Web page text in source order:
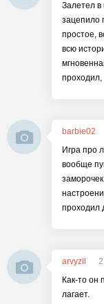
Залетел в
зацепило
простое,
всю
barbie02
Игра про
вообще
проходил
arvyzil
Как-то он
лагает.